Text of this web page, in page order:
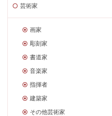
芸術家
画家
彫刻家
書道家
音楽家
指揮者
建築家
その他芸術家